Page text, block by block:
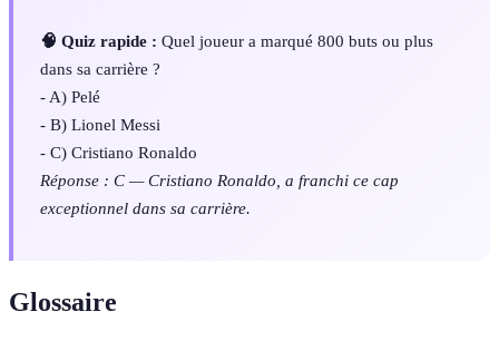
🧠 Quiz rapide : Quel joueur a marqué 800 buts ou plus
dans sa carrière ?
- A) Pelé
- B) Lionel Messi
- C) Cristiano Ronaldo
Réponse : C — Cristiano Ronaldo, a franchi ce cap
exceptionnel dans sa carrière.
Glossaire